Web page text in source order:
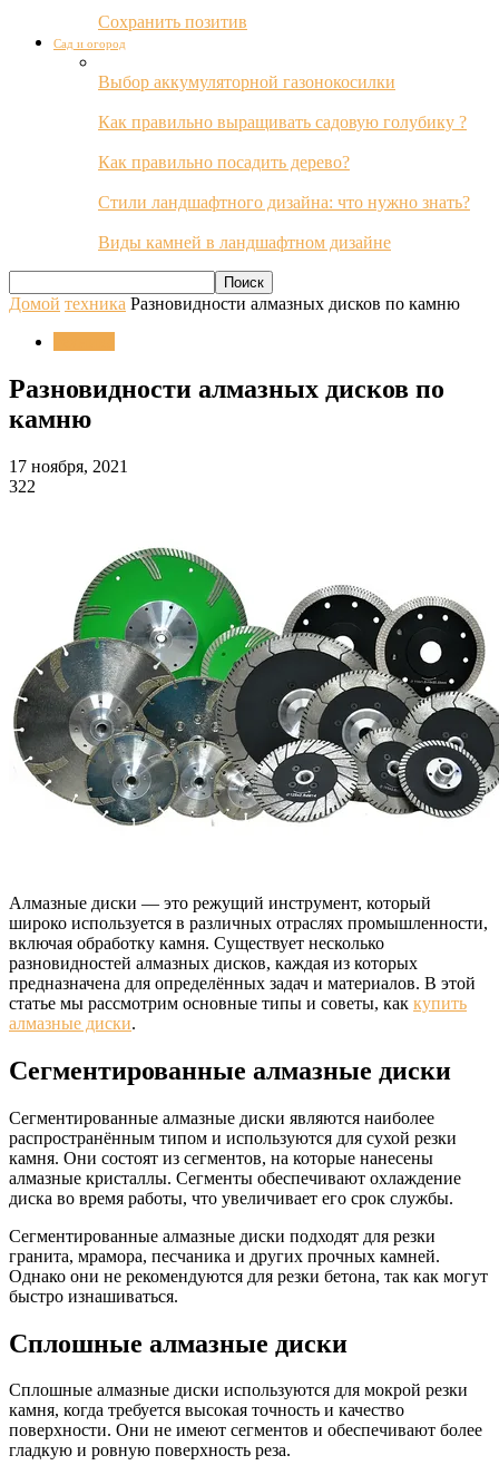
Сохранить позитив
Сад и огород
Выбор аккумуляторной газонокосилки
Как правильно выращивать садовую голубику ?
Как правильно посадить дерево?
Стили ландшафтного дизайна: что нужно знать?
Виды камней в ландшафтном дизайне
Домой техника Разновидности алмазных дисков по камню
Разновидности алмазных дисков по
камню
17 ноября, 2021
322
Алмазные диски — это режущий инструмент, который
широко используется в различных отраслях промышленности,
включая обработку камня. Существует несколько
разновидностей алмазных дисков, каждая из которых
предназначена для определённых задач и материалов. В этой
статье мы рассмотрим основные типы и советы, как купить
алмазные диски.
Сегментированные алмазные диски
Сегментированные алмазные диски являются наиболее
распространённым типом и используются для сухой резки
камня. Они состоят из сегментов, на которые нанесены
алмазные кристаллы. Сегменты обеспечивают охлаждение
диска во время работы, что увеличивает его срок службы.
Сегментированные алмазные диски подходят для резки
гранита, мрамора, песчаника и других прочных камней.
Однако они не рекомендуются для резки бетона, так как могут
быстро изнашиваться.
Сплошные алмазные диски
Сплошные алмазные диски используются для мокрой резки
камня, когда требуется высокая точность и качество
поверхности. Они не имеют сегментов и обеспечивают более
гладкую и ровную поверхность реза.